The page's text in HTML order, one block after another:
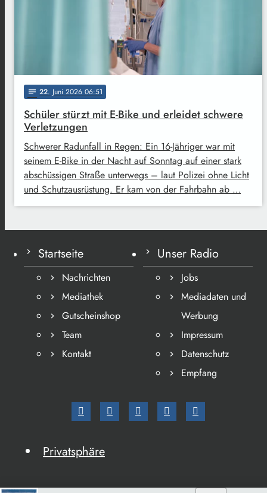
notes 22. Juni 2026 06:51
Schüler stürzt mit E-Bike und erleidet schwere
Verletzungen
Schwerer Radunfall in Regen: Ein 16-Jähriger war mit
seinem E-Bike in der Nacht auf Sonntag auf einer stark
abschüssigen Straße unterwegs – laut Polizei ohne Licht
und Schutzausrüstung. Er kam von der Fahrbahn ab …
Startseite
Nachrichten
Mediathek
Gutscheinshop
Team
Kontakt
Unser Radio
Jobs
Mediadaten und
Werbung
Impressum
Datenschutz
Empfang
Privatsphäre